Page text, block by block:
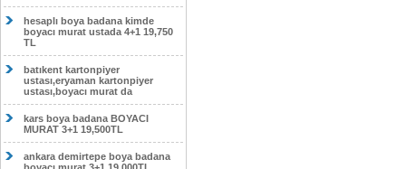
hesaplı boya badana kimde
boyacı murat ustada 4+1 19,750
TL
batıkent kartonpiyer
ustası,eryaman kartonpiyer
ustası,boyacı murat da
kars boya badana BOYACI
MURAT 3+1 19,500TL
ankara demirtepe boya badana